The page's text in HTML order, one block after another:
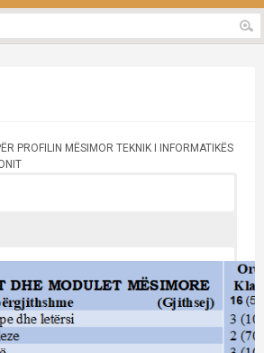
PROFILIN MËSIMOR TEKNIK I INFORMATIKËS